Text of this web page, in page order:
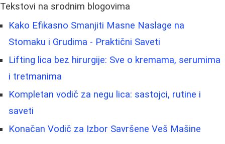
Tekstovi na srodnim blogovima
Kako Efikasno Smanjiti Masne Naslage na
Stomaku i Grudima - Praktični Saveti
Lifting lica bez hirurgije: Sve o kremama, serumima
i tretmanima
Kompletan vodič za negu lica: sastojci, rutine i
saveti
Konačan Vodič za Izbor Savršene Veš Mašine